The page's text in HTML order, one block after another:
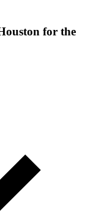
for the